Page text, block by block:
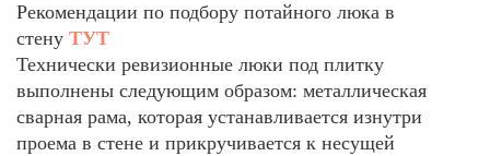
Рекомендации по подбору потайного люка в
стену ТУТ
Технически ревизионные люки под плитку
выполнены следующим образом: металлическая
сварная рама, которая устанавливается изнутри
проема в стене и прикручивается к несущей